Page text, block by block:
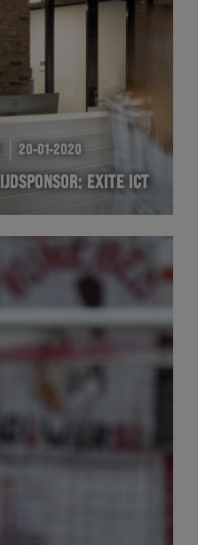
20-01-2020
EXITE ICT